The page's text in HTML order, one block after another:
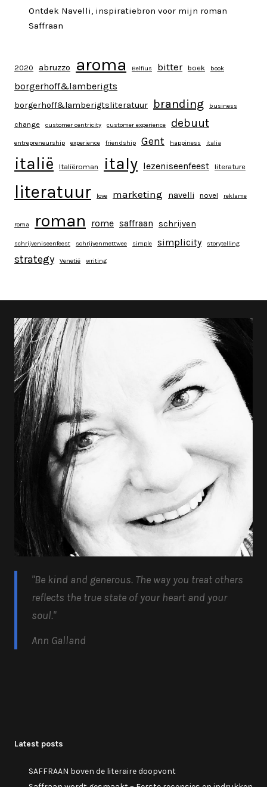
Ontdek Navelli, inspiratiebron voor mijn roman
Saffraan
2020 abruzzo aroma Belfius bitter boek book
borgerhoff&lamberigts
borgerhoff&lamberigtsliteratuur branding business
change customer centricity customer experience debuut
entrepreneurship experience friendship Gent happiness italia
italië Italiëroman italy lezeniseenfeest literature
literatuur love marketing navelli novel reklame
roma roman rome saffraan schrijven
schrijveniseenfeest schrijvenmettwee simple simplicity storytelling
strategy Venetië writing
"Be kind and generous. The way you treat others
reflects the true state of your heart and your
soul."
Ann Galland
Latest posts
SAFFRAAN boven de literaire doopvont